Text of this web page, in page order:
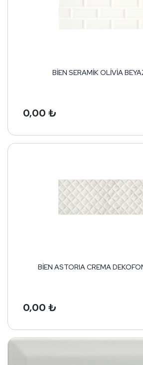
BİEN SERAMİK OLİVİA
0,00 ₺
BİEN ASTORIA CREMA
0,00 ₺